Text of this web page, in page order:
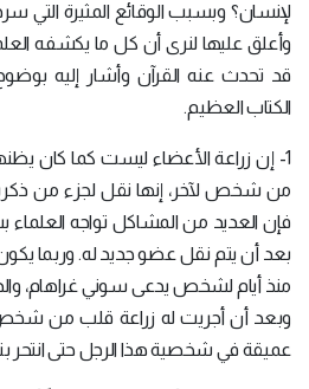
لإنسان؟ وبسبب الوقائع المثيرة التي
وأعلق عليها لنرى أن كل ما يكشفه
قد تحدث عنه القرآن وأشار إليه
الكتاب العظيم.
1- إن زراعة الأعضاء ليست كما كان
من شخص لآخر، إنها نقل لجزء من
فإن العديد من المشاكل تواجه
بعد أن يتم نقل عضو جديد له. وربما
منذ أيام لشخص يدعى سوني غراهام،
وبعد أن أجريت له زراعة قلب من
عميقة في شخصية هذا الرجل حتى انتحر